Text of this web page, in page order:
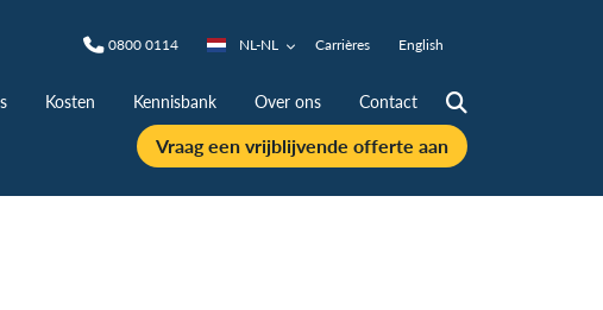
0800 0114 NL-NL Carrières English
Kosten Kennisbank Over ons Contact
Vraag een vrijblijvende offerte aan